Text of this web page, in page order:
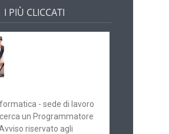
I PIÙ CLICCATI
- sede di lavoro
un Programmatore
riservato agli